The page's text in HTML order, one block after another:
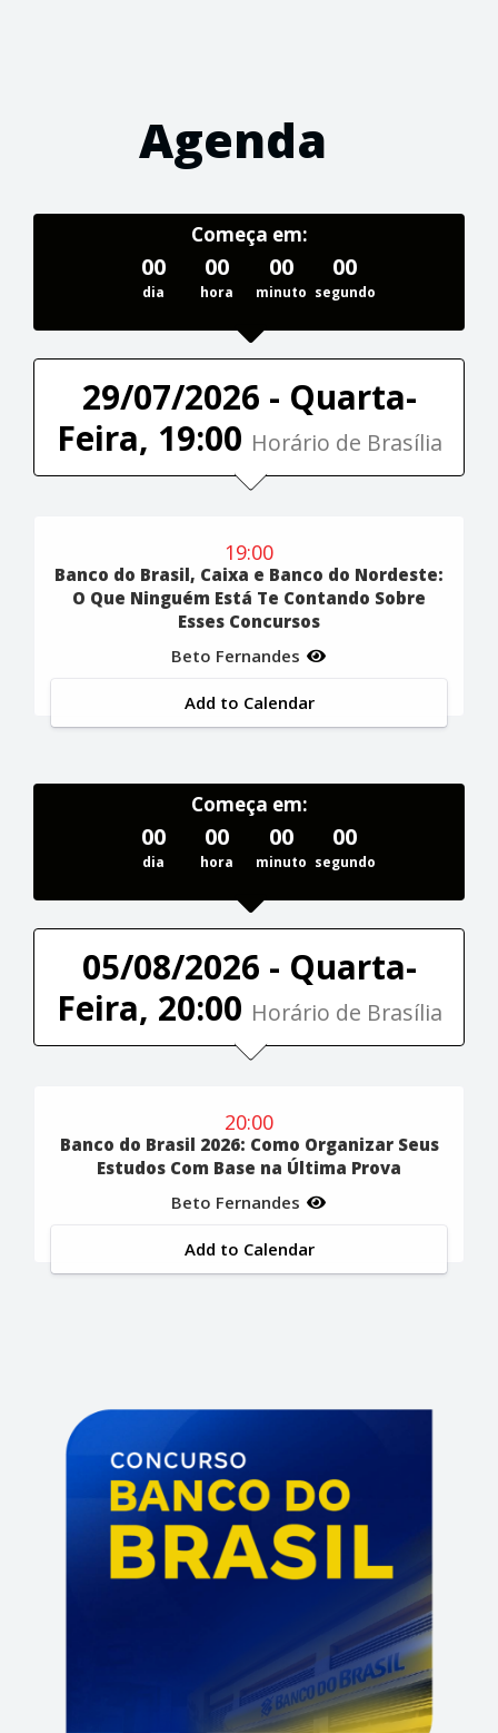
Agenda
Começa em:
00
dia
00
hora
00
minuto
00
segundo
29/07/2026 - Quarta-
Feira, 19:00 Horário de Brasília
19:00
Banco do Brasil, Caixa e Banco do Nordeste:
O Que Ninguém Está Te Contando Sobre
Esses Concursos
Beto Fernandes
Add to Calendar
Começa em:
00
dia
00
hora
00
minuto
00
segundo
05/08/2026 - Quarta-
Feira, 20:00 Horário de Brasília
20:00
Banco do Brasil 2026: Como Organizar Seus
Estudos Com Base na Última Prova
Beto Fernandes
Add to Calendar